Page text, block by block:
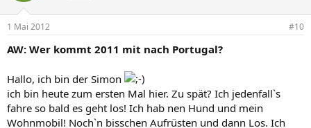
1 Mai 2012 #10
AW: Wer kommt 2011 mit nach Portugal?
Hallo, ich bin der Simon
ich bin heute zum ersten Mal hier. Zu spät? Ich jedenfall`s
fahre so bald es geht los! Ich hab nen Hund und mein
Wohnmobil! Noch`n bisschen Aufrüsten und dann Los. Ich